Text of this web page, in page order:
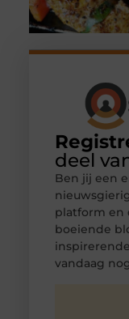
deel
Ben jij een
platform en
boeiende
vandaag